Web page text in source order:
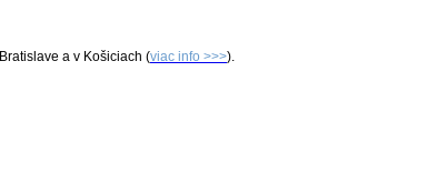
a v Košiciach (viac info >>>).